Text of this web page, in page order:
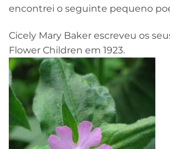
encontrei o seguinte pequeno
Cicely Mary Baker escreveu os
Flower Children em 1923.